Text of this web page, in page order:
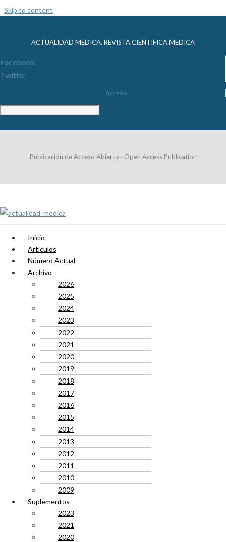
Skip to content
ACTUALIDAD MÉDICA. REVISTA CIENTÍFICA MÉDICA
Facebook
Twitter
Acceso
Publicación de Acceso Abierto · Open Access Publication
Inicio
Artículos
Número Actual
Archivo
2026
2025
2024
2023
2022
2021
2020
2019
2018
2017
2016
2015
2014
2013
2012
2011
2010
2009
Suplementos
2023
2021
2020